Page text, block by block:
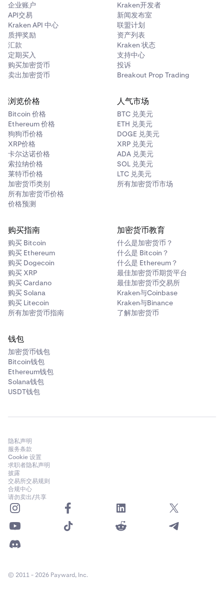
企业账户
API交易
Kraken API 中心
质押奖励
汇款
定期买入
购买加密货币
卖出加密货币
Kraken开发者
新闻发布室
联盟计划
资产列表
Kraken 状态
支持中心
投诉
Breakout Prop Trading
浏览价格
Bitcoin 价格
Ethereum 价格
狗狗币价格
XRP价格
卡尔达诺价格
索拉纳价格
莱特币价格
加密货币类别
所有加密货币价格
价格预测
人气市场
BTC 兑美元
ETH 兑美元
DOGE 兑美元
XRP 兑美元
ADA 兑美元
SOL 兑美元
LTC 兑美元
所有加密货币市场
购买指南
购买 Bitcoin
购买 Ethereum
购买 Dogecoin
购买 XRP
购买 Cardano
购买 Solana
购买 Litecoin
所有加密货币指南
加密货币教育
什么是加密货币？
什么是 Bitcoin？
什么是 Ethereum？
最佳加密货币期货平台
最佳加密货币交易所
Kraken与Coinbase
Kraken与Binance
了解加密货币
钱包
加密货币钱包
Bitcoin钱包
Ethereum钱包
Solana钱包
USDT钱包
隐私声明
服务条款
Cookie 设置
求职者隐私声明
披露
交易所交易规则
合规中心
请勿卖出/共享
© 2011 - 2026 Payward, Inc.